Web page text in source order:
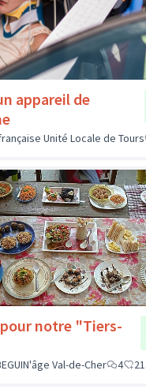
appareil de
Unité Locale de Tours
notre "Tiers-
Val-de-Cher
4 21